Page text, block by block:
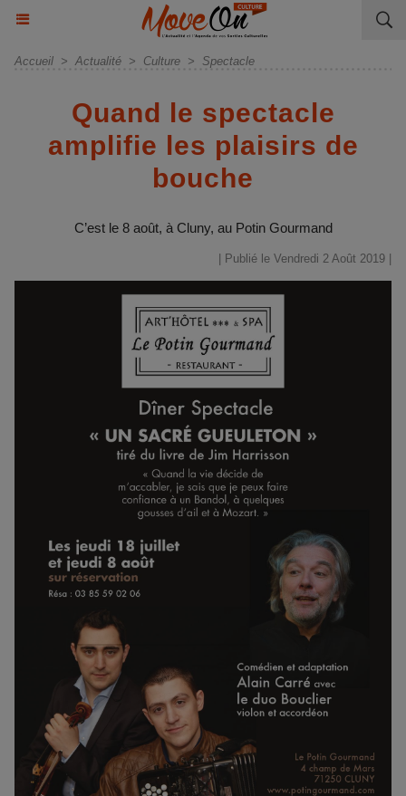
Accueil > Actualité > Culture > Spectacle
Quand le spectacle
amplifie les plaisirs de
bouche
C’est le 8 août, à Cluny, au Potin Gourmand
| Publié le Vendredi 2 Août 2019 |